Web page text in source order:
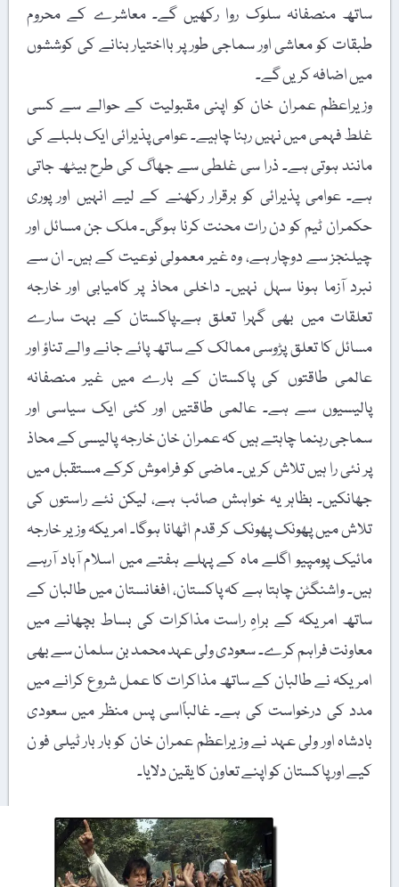
ساتھ منصفانہ سلوک روا رکھیں گے۔ معاشرے کے محروم
طبقات کو معاشی اور سماجی طور پر بااختیار بنانے کی کوششوں
میں اضافہ کریں گے۔
وزیراعظم عمران خان کو اپنی مقبولیت کے حوالے سے کسی
غلط فہمی میں نہیں رہنا چاہیے۔ عوامی پذیرائی ایک بلبلے کی
مانند ہوتی ہے۔ ذرا سی غلطی سے جھاگ کی طرح بیٹھ جاتی
ہے۔ عوامی پذیرائی کو برقرار رکھنے کے لیے انہیں اور پوری
حکمران ٹیم کو دن رات محنت کرنا ہوگی۔ ملک جن مسائل اور
چیلنجز سے دوچار ہے، وہ غیر معمولی نوعیت کے ہیں۔ ان سے
نبرد آزما ہونا سہل نہیں۔ داخلی محاذ پر کامیابی اور خارجہ
تعلقات میں بھی گہرا تعلق ہے۔پاکستان کے بہت سارے
مسائل کا تعلق پڑوسی ممالک کے ساتھ پائے جانے والے تناؤ اور
عالمی طاقتوں کی پاکستان کے بارے میں غیر منصفانہ
پالیسیوں سے ہے۔ عالمی طاقتیں اور کئی ایک سیاسی اور
سماجی رہنما چاہتے ہیں کہ عمران خان خارجہ پالیسی کے محاذ
پر نئی را ہیں تلاش کریں۔ ماضی کو فراموش کرکے مستقبل میں
جھانکیں۔ بظاہر یہ خواہش صائب ہے، لیکن نئے راستوں کی
تلاش میں پھونک پھونک کر قدم اٹھانا ہوگا۔ امریکہ وزیر خارجہ
مائیک پومپیو اگلے ماہ کے پہلے ہفتے میں اسلام آباد آرہے
ہیں۔ واشنگٹن چاہتا ہے کہ پاکستان، افغانستان میں طالبان کے
ساتھ امریکہ کے براہِ راست مذاکرات کی بساط بچھانے میں
معاونت فراہم کرے۔ سعودی ولی عہد محمد بن سلمان سے بھی
امریکہ نے طالبان کے ساتھ مذاکرات کا عمل شروع کرانے میں
مدد کی درخواست کی ہے۔ غالباًاسی پس منظر میں سعودی
بادشاہ اور ولی عہد نے وزیراعظم عمران خان کو بار بار ٹیلی فو ن
کیے اور پاکستان کو اپنے تعاون کا یقین دلایا۔